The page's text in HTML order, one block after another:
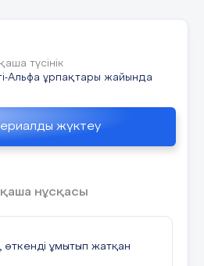
түсінік
Альфа ұрпақтары жайында
жүктеу
нұсқасы
өткенді ұмытып жатқан